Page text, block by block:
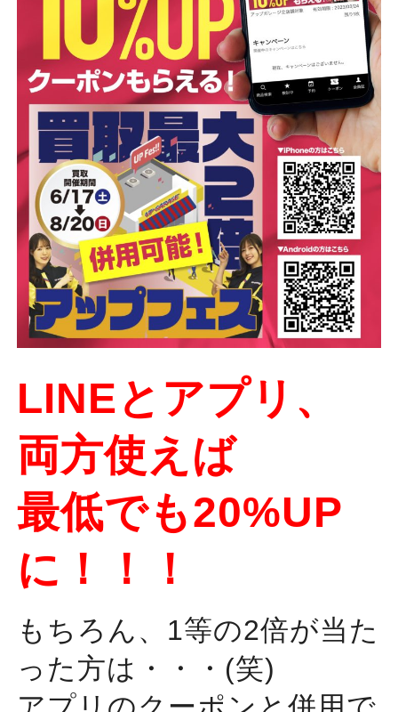
LINEとアプリ、
両方使えば
最低でも20%UP
に！！！
もちろん、1等の2倍が当た
った方は・・・(笑)